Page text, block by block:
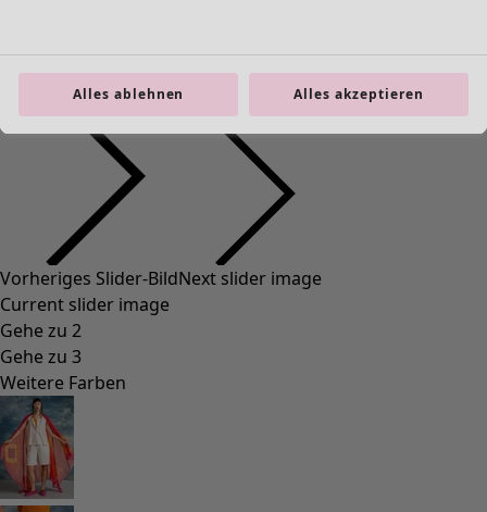
Vorheriges Slider-BildNext slider image
Current slider image
Gehe zu 2
Gehe zu 3
Weitere Farben
Alles ablehnen Alles akzeptieren